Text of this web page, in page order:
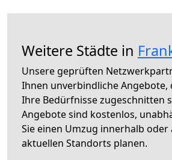
Weitere Städte in
Unsere geprüften
Ihnen unverbindliche Angebote,
Ihre Bedürfnisse zugeschnitten
Angebote sind kostenlos,
Sie einen Umzug innerhalb
aktuellen Standorts planen.